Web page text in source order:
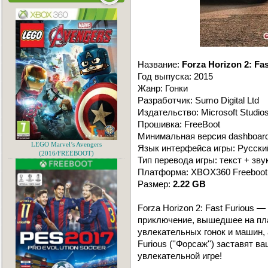
Название: Forza Horizon 2:
Год выпуска: 2015
Жанр: Гонки
Разработчик: Sumo Digital Ltd
Издательство: Microsoft
Прошивка: FreeBoot
Минимальная версия
Язык интерфейса игры:
Тип перевода игры: текст +
Платформа: XBOX360 Freeboot
Размер: 2.22 GB
Forza Horizon 2: Fast Furious —
приключение, вышедшее на
увлекательных гонок и
Furious (''Форсаж'') заставят
увлекательной игре!
LEGO Marvel’s Avengers
(2016/FREEBOOT)